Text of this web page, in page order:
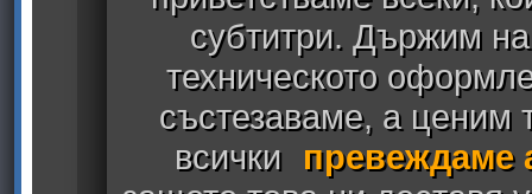
субтитри. Държим
техническото
състезаваме, а ценим
всички
превеждаме